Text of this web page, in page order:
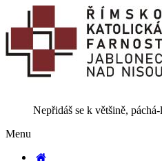
Nepřidáš se k většině,
Menu